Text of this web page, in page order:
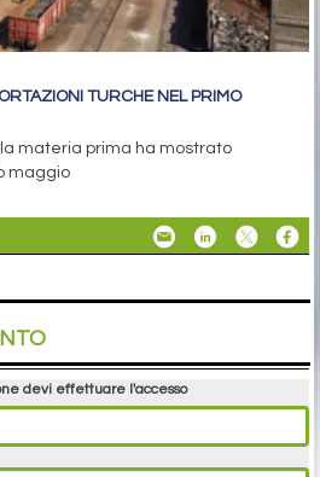
TURCHE NEL PRIMO
materia prima ha mostrato
maggio
devi effettuare l'accesso